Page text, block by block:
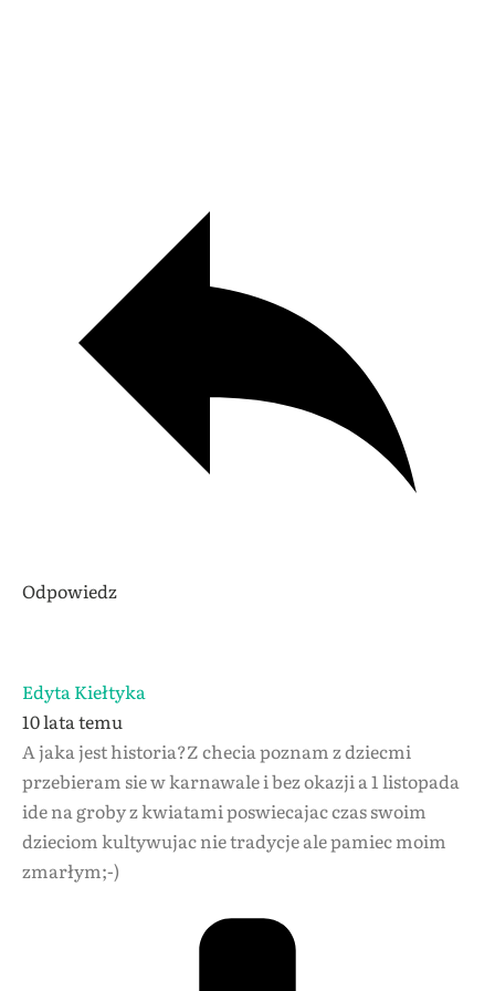
Odpowiedz
Edyta Kiełtyka
10 lata temu
A jaka jest historia?Z checia poznam z dziecmi
przebieram sie w karnawale i bez okazji a 1 listopada
ide na groby z kwiatami poswiecajac czas swoim
dzieciom kultywujac nie tradycje ale pamiec moim
zmarłym;-)